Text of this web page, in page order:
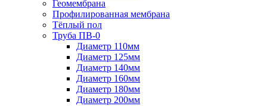
Геомембрана
Профилированная мембрана
Тёплый пол
Труба ПВ-0
Диаметр 110мм
Диаметр 125мм
Диаметр 140мм
Диаметр 160мм
Диаметр 180мм
Диаметр 200мм